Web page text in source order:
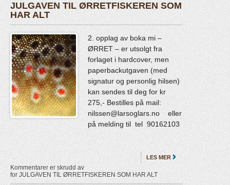
JULGAVEN TIL ØRRETFISKEREN SOM
HAR ALT
2. opplag av boka mi –
ØRRET – er utsolgt fra
forlaget i hardcover, men
paperbackutgaven (med
signatur og personlig hilsen)
kan sendes til deg for kr
275,- Bestilles på mail:
nilssen@larsoglars.no eller
på melding til tel 90162103
LES MER
Kommentarer er skrudd av
for JULGAVEN TIL ØRRETFISKEREN SOM HAR ALT